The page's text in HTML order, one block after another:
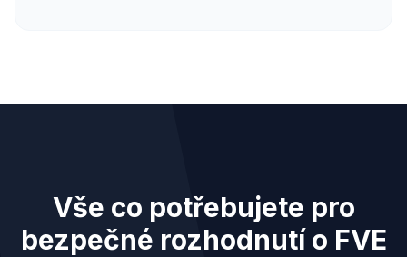
Vše co potřebujete pro
bezpečné rozhodnutí o FVE